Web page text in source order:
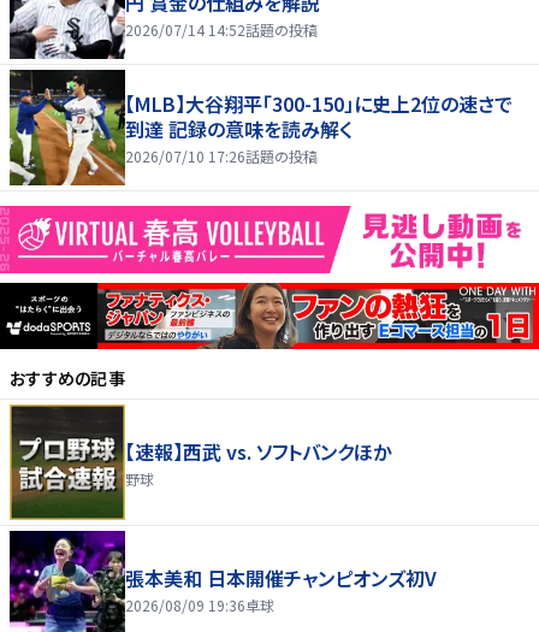
2026/07/14 14:52話題の投稿
【MLB】大谷翔平「300-150」に史上2位の速さで
到達 記録の意味を読み解く
2026/07/10 17:26話題の投稿
おすすめの記事
【速報】西武 vs. ソフトバンクほか
野球
張本美和 日本開催チャンピオンズ初V
2026/08/09 19:36卓球